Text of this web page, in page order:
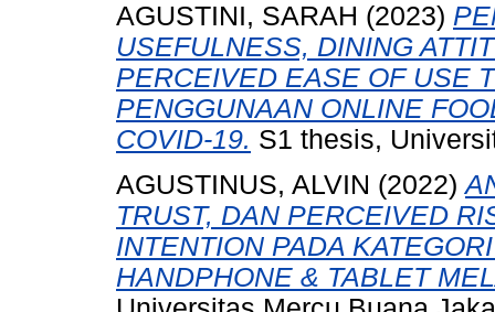
AGUSTINI, SARAH (2023)
USEFULNESS, DINING
PERCEIVED EASE OF USE
PENGGUNAAN ONLINE
COVID-19. S1 thesis,
AGUSTINUS, ALVIN (2022)
TRUST, DAN PERCEIVED
INTENTION PADA
HANDPHONE & TABLET